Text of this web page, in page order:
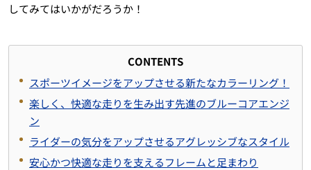
してみてはいかがだろうか！
CONTENTS
スポーツイメージをアップさせる新たなカラーリング！
楽しく、快適な走りを生み出す先進のブルーコアエンジ
ン
ライダーの気分をアップさせるアグレッシブなスタイル
安心かつ快適な走りを支えるフレームと足まわり